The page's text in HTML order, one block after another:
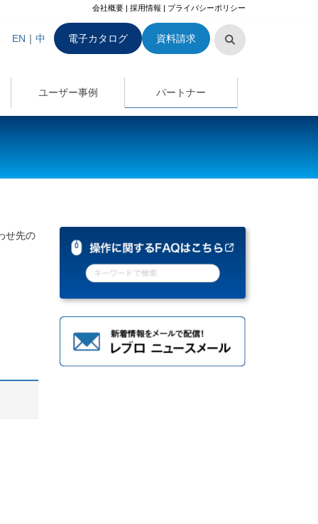
会社概要 | 採用情報 | プライバシーポリシー
EN ｜ 中 電子カタログ 資料請求
ユーザー事例 パートナー
せ先の